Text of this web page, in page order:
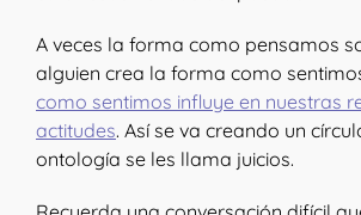
A veces la forma como pensamos
alguien crea la forma como
como sentimos influye en nuestras
actitudes. Así se va creando un
ontología se les llama juicios.